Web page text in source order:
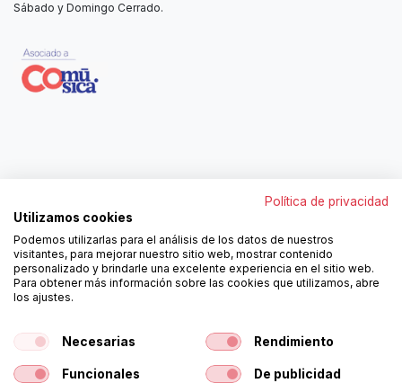
Sábado y Domingo Cerrado.
962250313
ortola@ortola-sa.es
Av. d'Albaida, s/n
46840 La Pobla del Duc (Valencia)
¡Síguenos!
Política de privacidad
Utilizamos cookies
Podemos utilizarlas para el análisis de los datos de nuestros
visitantes, para mejorar nuestro sitio web, mostrar contenido
personalizado y brindarle una excelente experiencia en el sitio web.
Para obtener más información sobre las cookies que utilizamos, abre
los ajustes.
Necesarias Rendimiento
Funcionales De publicidad